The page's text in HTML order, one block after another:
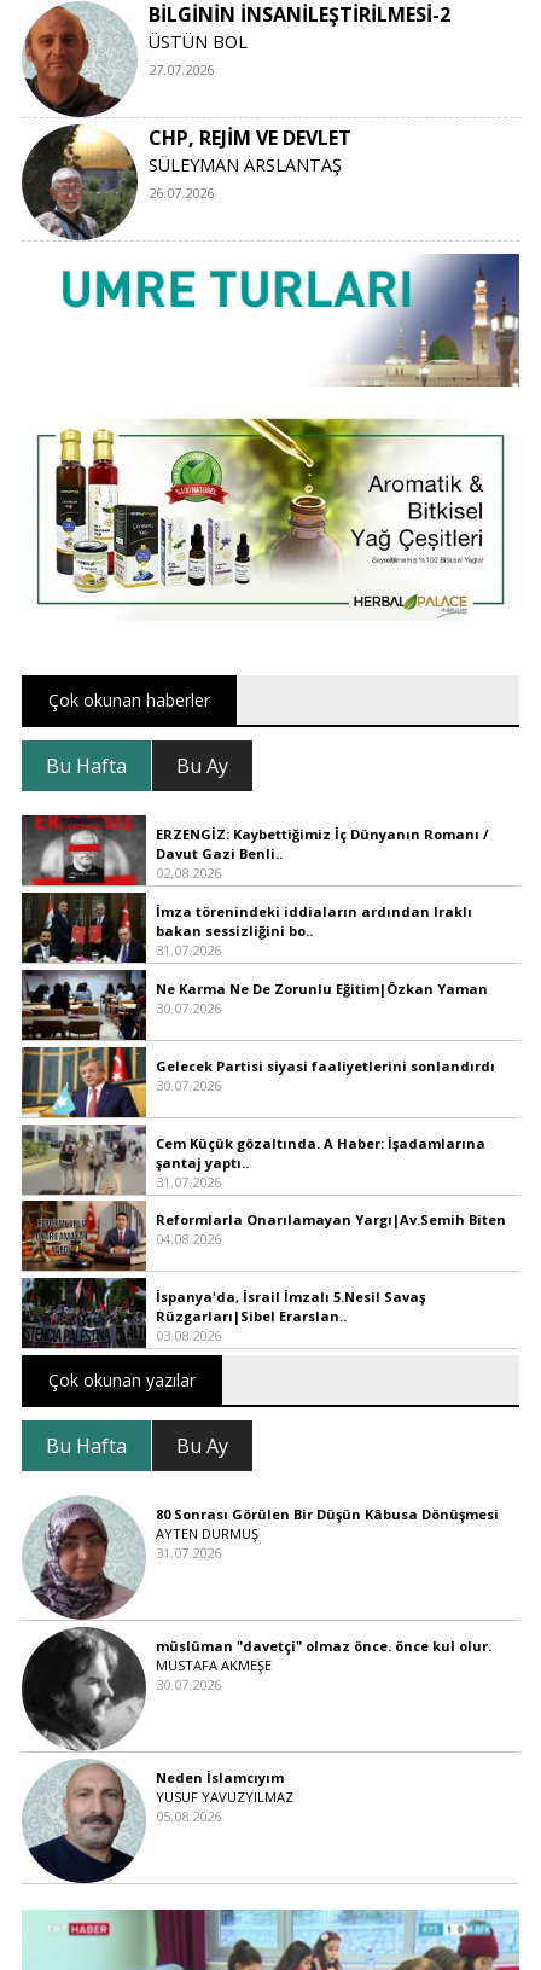
BİLGİNİN İNSANİLEŞTİRİLMESİ-2
ÜSTÜN BOL
27.07.2026
CHP, REJİM VE DEVLET
SÜLEYMAN ARSLANTAŞ
26.07.2026
Çok okunan haberler
Bu Hafta Bu Ay
ERZENGİZ: Kaybettiğimiz İç Dünyanın Romanı /
Davut Gazi Benli..
02.08.2026
İmza törenindeki iddiaların ardından Iraklı
bakan sessizliğini bo..
31.07.2026
Ne Karma Ne De Zorunlu Eğitim|Özkan Yaman
30.07.2026
Gelecek Partisi siyasi faaliyetlerini sonlandırdı
30.07.2026
Cem Küçük gözaltında. A Haber: İşadamlarına
şantaj yaptı..
31.07.2026
Reformlarla Onarılamayan Yargı|Av.Semih Biten
04.08.2026
İspanya'da, İsrail İmzalı 5.Nesil Savaş
Rüzgarları|Sibel Erarslan..
03.08.2026
Çok okunan yazılar
Bu Hafta Bu Ay
80 Sonrası Görülen Bir Düşün Kâbusa Dönüşmesi
AYTEN DURMUŞ
31.07.2026
müslüman "davetçi" olmaz önce. önce kul olur.
MUSTAFA AKMEŞE
30.07.2026
Neden İslamcıyım
YUSUF YAVUZYILMAZ
05.08.2026